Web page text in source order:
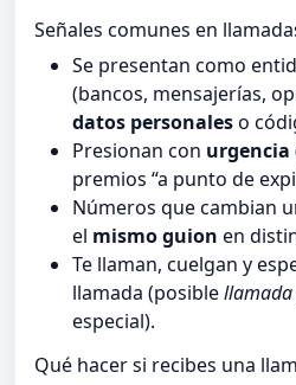
Señales comunes en
Se presentan como
(bancos, mensajerías,
datos personaleso
Presionan con urgencia
premios “a punto de
Números que cambian
el mismo guion en
Te llaman, cuelgan y
llamada (posible
especial).
Qué hacer si recibes una